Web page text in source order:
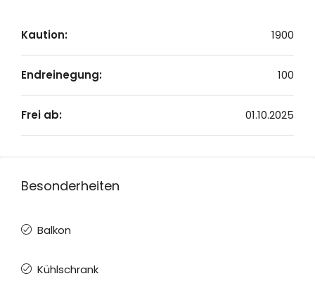
Kaution: 1900
Endreinegung: 100
Frei ab: 01.10.2025
Besonderheiten
Balkon
Kühlschrank